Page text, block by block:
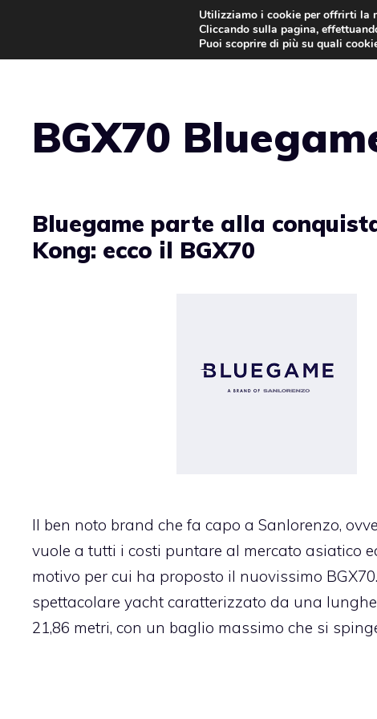
contenuto
BGX70
Bluegame parte alla
Kong: ecco il BGX70
Il ben noto brand che fa capo a Sanlorenzo,
vuole a tutti i costi puntare al mercato asiatico
motivo per cui ha proposto il nuovissimo
spettacolare yacht caratterizzato da una
21,86 metri, con un baglio massimo che si
Utilizziamo i cookie per offrirti la
Cliccando sulla pagina,
Puoi scoprire di più su quali